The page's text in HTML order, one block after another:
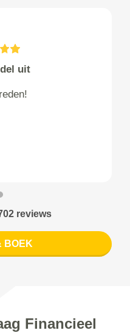
uit
reviews
BOEK
Financieel